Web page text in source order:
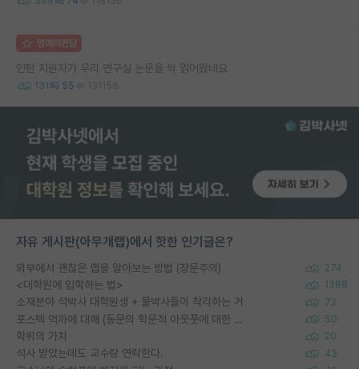
명예의전당
인턴 지원자가 우리 연구실 논문을 싹 읽어왔네요
131 55 131158
자유 게시판(아무개랩)에서 핫한 인기글은?
외부에서 괜찮은 랩을 알아보는 방법 (장문주의) 274
<대학원에 입학하는 법> 1388
소재분야 석박사 대학원생 + 물박사들이 착각하는 거 72
포스텍 억까에 대해 (동문의 학문적 아웃풋에 대한 반박) 50
학위의 가치 20
석사 받았는데도 교수랑 연락한다. 43